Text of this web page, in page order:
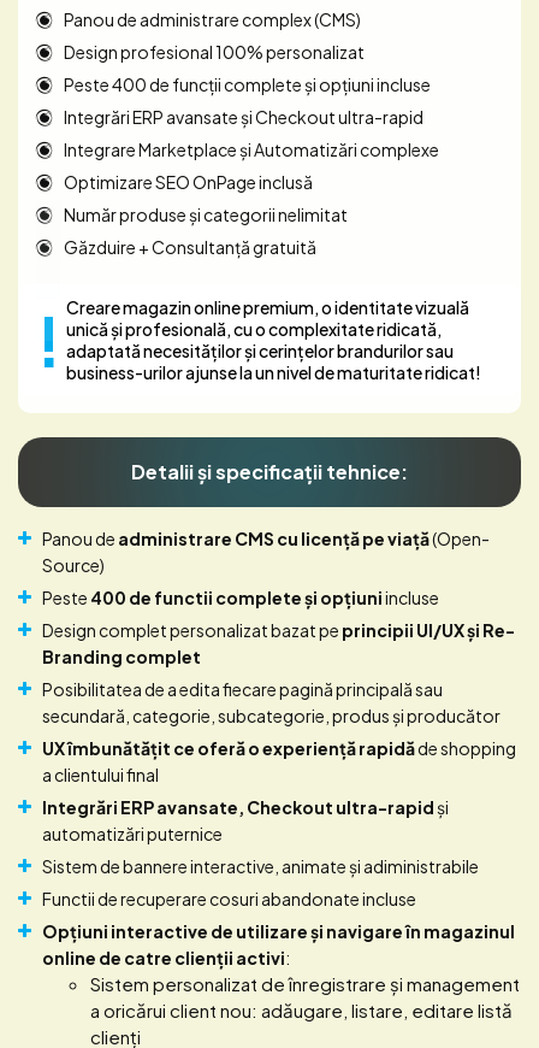
Panou de administrare complex (CMS)
Design profesional 100% personalizat
Peste 400 de funcții complete și opțiuni incluse
Integrări ERP avansate și Checkout ultra-rapid
Integrare Marketplace și Automatizări complexe
Optimizare SEO OnPage inclusă
Număr produse și categorii nelimitat
Găzduire + Consultanță gratuită
Creare magazin online premium, o identitate vizuală
unică și profesională, cu o complexitate ridicată,
adaptată necesităților și cerințelor brandurilor sau
business-urilor ajunse la un nivel de maturitate ridicat!
Detalii și specificații tehnice:
Panou de administrare CMS cu licenţă pe viaţă(Open-
Source)
Peste 400 de functii complete și opțiuniincluse
Design complet personalizat bazat pe principii UI/UX și Re-
Branding complet
Posibilitatea de a edita fiecare pagină principală sau
secundară, categorie, subcategorie, produs și producător
UX îmbunătățit ce oferă o experiență rapidăde shopping
a clientului final
Integrări ERP avansate, Checkout ultra-rapidși
automatizări puternice
Sistem de bannere interactive, animate și adiministrabile
Functii de recuperare cosuri abandonate incluse
Opțiuni interactive de utilizare și navigare în magazinul
online de catre clienții activi:
Sistem personalizat de înregistrare și management
a oricărui client nou: adăugare, listare, editare listă
clienți